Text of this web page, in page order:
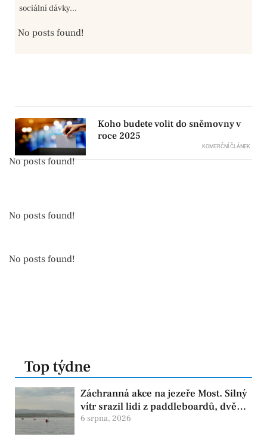
sociální dávky...
No posts found!
Koho budete volit do sněmovny v
roce 2025
KOMERČNÍ ČLÁNEK
No posts found!
No posts found!
No posts found!
Top týdne
Záchranná akce na jezeře Most. Silný
vítr srazil lidi z paddleboardů, dvě
osoby se pohřešují
6 srpna, 2026